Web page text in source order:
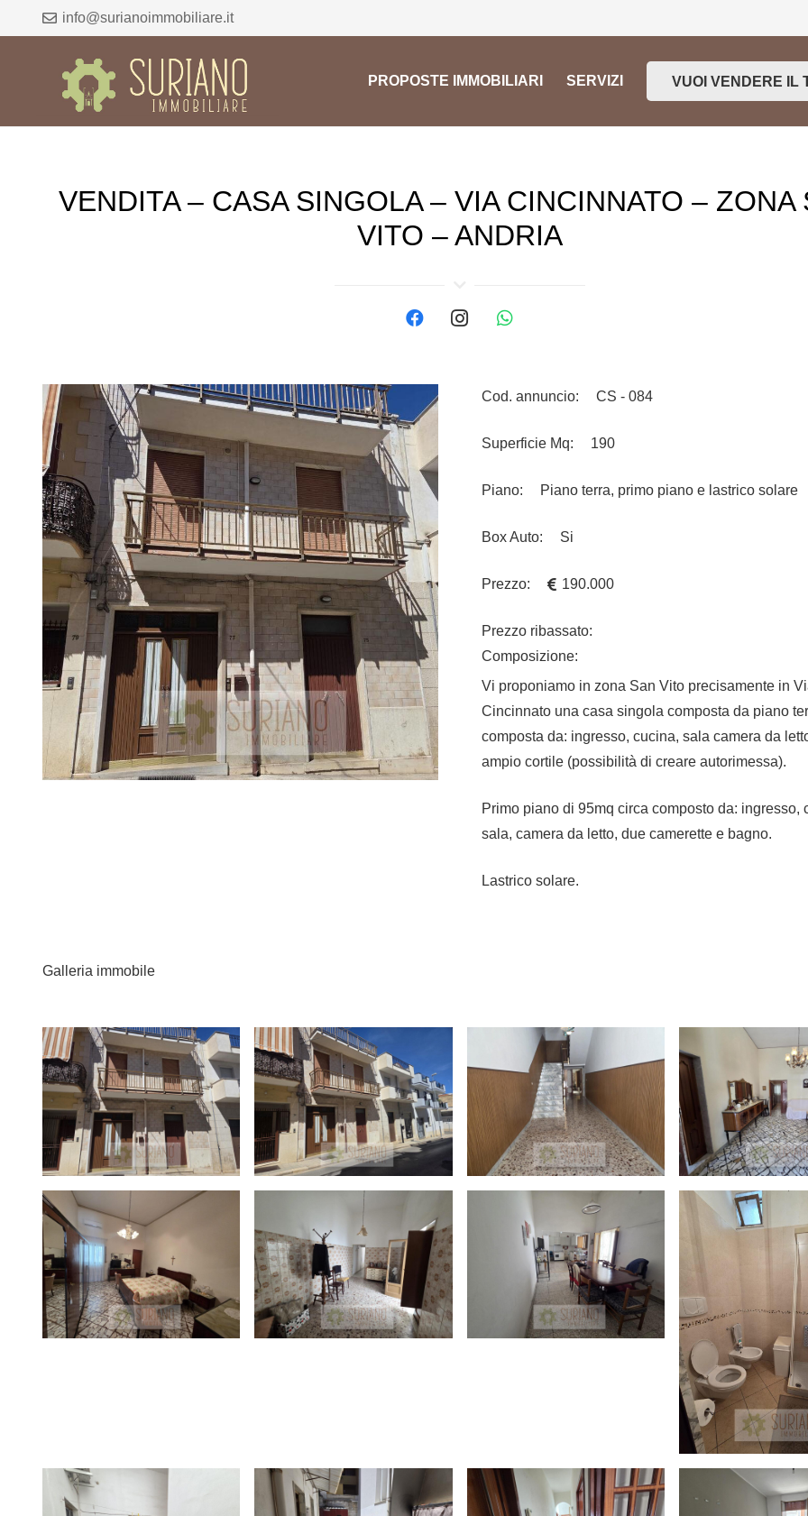
info@surianoimmobiliare.it
PROPOSTE IMMOBILIARI SERVIZI VUOI VENDERE IL
VENDITA – CASA SINGOLA – VIA CINCINNATO – ZONA
VITO – ANDRIA
Cod. annuncio: CS - 084
Superficie Mq: 190
Piano: Piano terra, primo piano e lastrico solare
Box Auto: Si
Prezzo: 190.000
Prezzo ribassato:
Composizione:
Vi proponiamo in zona San Vito precisamente in
Cincinnato una casa singola composta da piano
composta da: ingresso, cucina, sala camera da
ampio cortile (possibilità di creare autorimessa).
Primo piano di 95mq circa composto da: ingresso,
sala, camera da letto, due camerette e bagno.
Lastrico solare.
Galleria immobile